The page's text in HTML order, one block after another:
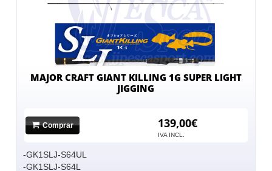
MAJOR CRAFT GIANT KILLING 1G SUPER LIGHT
JIGGING
Comprar 139,00€
IVA INCL.
-GK1SLJ-S64UL
-GK1SLJ-S64L